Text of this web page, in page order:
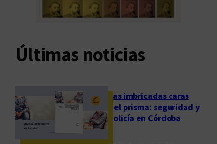
Últimas noticias
Las imbricadas caras
del prisma: seguridad y
policía en Córdoba